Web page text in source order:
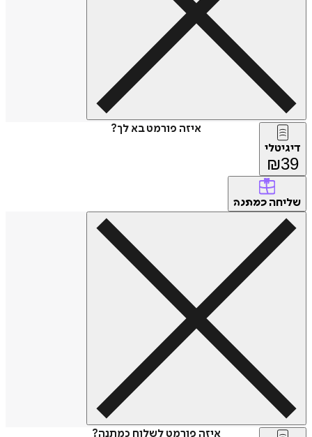
איזה פורמט בא לך?
דיגיטלי
₪39
שליחה כמתנה
איזה פורמט לשלוח כמתנה?